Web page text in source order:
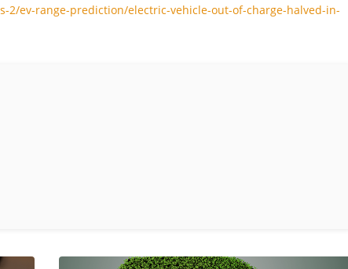
2/ev-range-prediction/electric-vehicle-out-of-charge-halved-in-